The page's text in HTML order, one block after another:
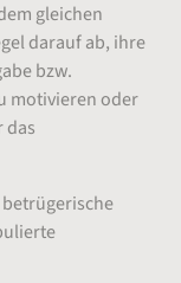
gleichen
darauf ab, ihre
bzw.
motivieren oder
das